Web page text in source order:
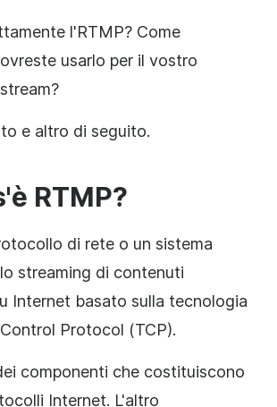
l'RTMP? Come
usarlo per il vostro
e altro di seguito.
RTMP?
di rete o un sistema
streaming di contenuti
Internet basato sulla tecnologia
Protocol (TCP).
componenti che costituiscono
Internet. L'altro